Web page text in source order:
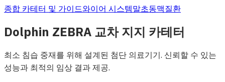
종합 카테터 및 가이드와이어 시스템말초동맥질환
Dolphin ZEBRA 교차 지지 카테터
최소 침습 중재를 위해 설계된 첨단 의료기기. 신뢰할 수 있는
성능과 최적의 임상 결과 제공.